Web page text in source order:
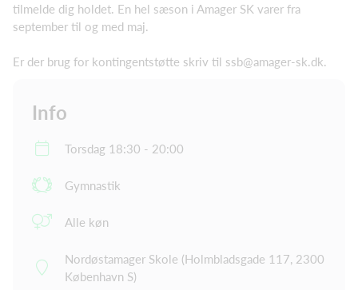
tilmelde dig holdet. En hel sæson i Amager SK varer fra
september til og med maj.
Er der brug for kontingentstøtte skriv til ssb@amager-sk.dk.
Info
Torsdag 18:30 - 20:00
Gymnastik
Alle køn
Nordøstamager Skole (Holmbladsgade 117, 2300
København S)